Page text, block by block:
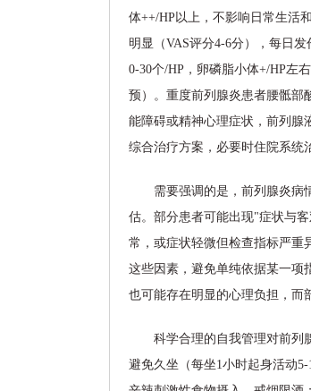
体++/HP以上，不影响日常生活
明显（VAS评分4-6分），每日
0-30个/HP，卵磷脂小体+/HP左
预）。重度前列腺炎患者腰骶部
能障碍或精神心理症状，前列腺
综合治疗方案，必要时住院系统
需要强调的是，前列腺炎病
估。部分患者可能出现"症状与
常，或症状轻微但检查指标严重
这些因素，避免单纯依据某一项
也可能存在明显的心理负担，而
科学合理的自我管理对前
避免久坐（每坐1小时起身活动